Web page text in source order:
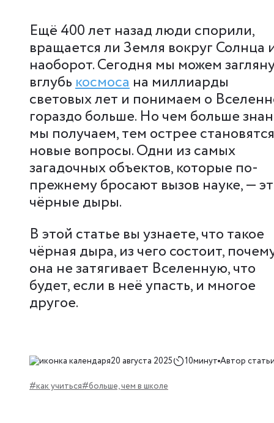
Ещё 400 лет назад люди спорили,
вращается ли Земля вокруг Солнца
наоборот. Сегодня мы можем
вглубькосмоса на миллиарды
световых лет и понимаем о
гораздо больше. Но чем больше
мы получаем, тем острее становятся
новые вопросы. Одни из самых
загадочных объектов, которые по-
прежнему бросают вызов науке, —
чёрные дыры.
В этой статье вы узнаете, что такое
чёрная дыра, из чего состоит,
она не затягивает Вселенную, что
будет, если в неё упасть, и многое
другое.
20 августа 2025 10минут Автор
#как учиться#больше, чем в школе